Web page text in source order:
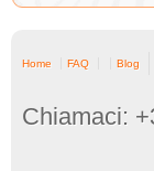
Home FAQ Blog
Chiamaci: